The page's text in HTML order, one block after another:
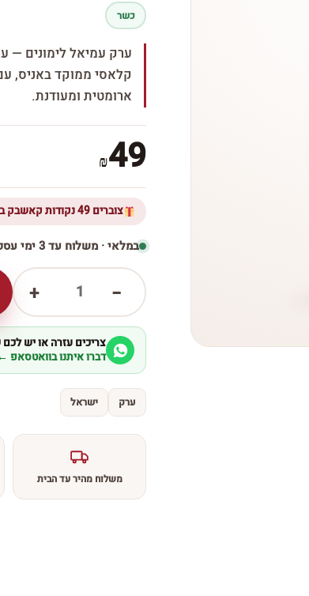
כשר
ערק עמיאל לימונים —
קלאסי ממוקד באניס,
ארומטית ומעודנת.
₪49
צוברים 49 נקודות קאשבק ברכישת מוצר זה
במלאי · משלוח עד 3 ימי עסקים
−
1
+
צריכים עזרה או יש
דברו איתנו בוואטסאפ ←
ערק ישראל
משלוח מהיר עד הבית